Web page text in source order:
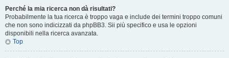
Perché la mia ricerca non dà risultati?
Probabilmente la tua ricerca è troppo vaga e include dei termini troppo comuni
che non sono indicizzati da phpBB3. Sii più specifico e usa le opzioni
disponibili nella ricerca avanzata.
Top